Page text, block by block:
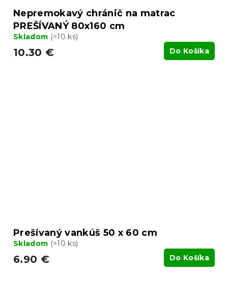
Nepremokavý chránič na matrac
PREŠÍVANÝ 80x160 cm
Skladom (>10 ks)
10.30 € Do Košíka
Prešívaný vankúš 50 x 60 cm
Skladom (>10 ks)
6.90 € Do Košíka